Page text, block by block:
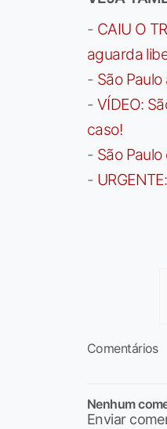
- CAIU O
aguarda
- São
- VÍDEO:
caso!
- São
-
Comentários
Nenhum
Enviar